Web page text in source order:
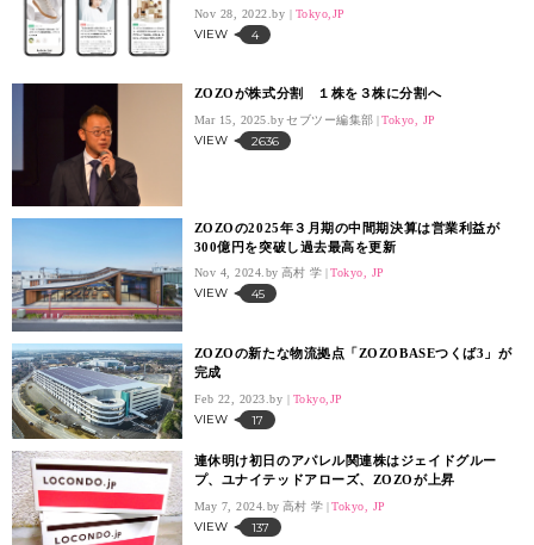
Nov 28, 2022. Tokyo,JP
VIEW 4
ZOZOが株式分割 １株を３株に分割へ
Mar 15, 2025. セブツー編集部 Tokyo, JP
VIEW 2636
ZOZOの2025年３月期の中間期決算は営業利益が
300億円を突破し過去最高を更新
Nov 4, 2024. 高村 学 Tokyo, JP
VIEW 45
ZOZOの新たな物流拠点「ZOZOBASEつくば3」が
完成
Feb 22, 2023. Tokyo,JP
VIEW 17
連休明け初日のアパレル関連株はジェイドグルー
プ、ユナイテッドアローズ、ZOZOが上昇
May 7, 2024. 高村 学 Tokyo, JP
VIEW 137